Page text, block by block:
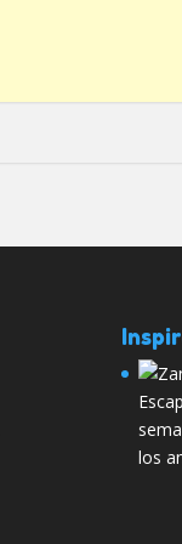
los